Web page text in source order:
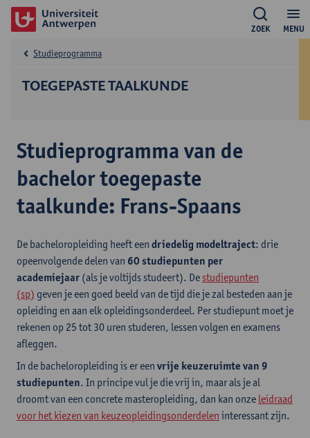
MENU
ZOEK
TOEGEPASTE TAALKUNDE
Studieprogramma
Studieprogramma van de
bachelor toegepaste
taalkunde: Frans-Spaans
De bacheloropleiding heeft een driedelig modeltraject: drie
opeenvolgende delen van 60 studiepunten per
academiejaar (als je voltijds studeert). De studiepunten
(sp) geven je een goed beeld van de tijd die je zal besteden aan je
opleiding en aan elk opleidingsonderdeel. Per studiepunt moet je
rekenen op 25 tot 30 uren studeren, lessen volgen en examens
afleggen.
In de bacheloropleiding is er een vrije keuzeruimte van 9
studiepunten. In principe vul je die vrij in, maar als je al
droomt van een concrete masteropleiding, dan kan onze leidraad
voor het kiezen van keuzeopleidingsonderdelen interessant zijn.